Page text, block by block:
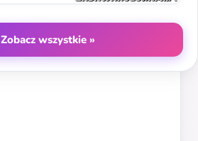
Zobacz wszystkie »